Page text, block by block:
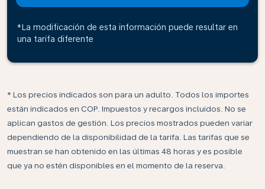
*La modificación de esta información puede resultar en
una tarifa diferente
* Los precios indicados son para un adulto. Todos los importes
están indicados en COP. Impuestos y recargos incluidos. No se
aplican gastos de gestión. Los precios mostrados pueden variar
dependiendo de la disponibilidad de la tarifa. Las tarifas que se
muestran se han obtenido en las últimas 48 horas y es posible
que ya no estén disponibles en el momento de la reserva.